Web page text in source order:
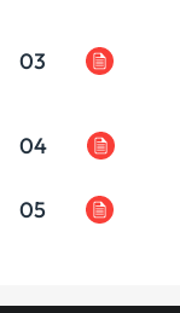
03
04
05